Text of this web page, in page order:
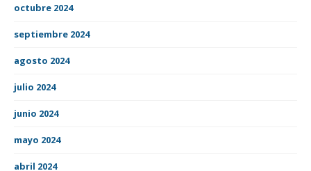
octubre 2024
septiembre 2024
agosto 2024
julio 2024
junio 2024
mayo 2024
abril 2024